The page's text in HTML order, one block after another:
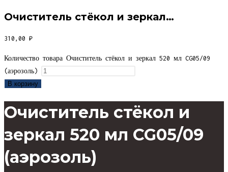
Очиститель стёкол и зеркал…
310,00 ₽
Количество товара Очиститель стёкол и зеркал 520 мл CG05/09
(аэрозоль)
В корзину
Очиститель стёкол и
зеркал 520 мл CG05/09
(аэрозоль)